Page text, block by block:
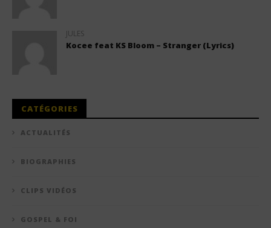
JULES
Kocee feat KS Bloom – Stranger (Lyrics)
CATÉGORIES
ACTUALITÉS
BIOGRAPHIES
CLIPS VIDÉOS
GOSPEL & FOI